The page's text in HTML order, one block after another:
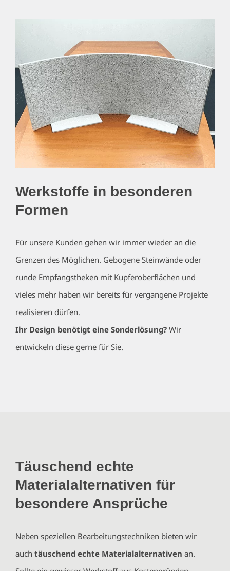
Werkstoffe in besonderen
Formen
Für unsere Kunden gehen wir immer wieder an die
Grenzen des Möglichen. Gebogene Steinwände oder
runde Empfangstheken mit Kupferoberflächen und
vieles mehr haben wir bereits für vergangene Projekte
realisieren dürfen.
Ihr Design benötigt eine Sonderlösung?Wir
entwickeln diese gerne für Sie.
Täuschend echte
Materialalternativen für
besondere Ansprüche
Neben speziellen Bearbeitungstechniken bieten wir
auch täuschend echte Materialalternativen an.